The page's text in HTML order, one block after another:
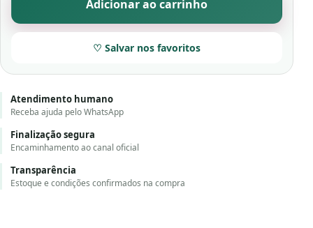
Adicionar ao carrinho
♡ Salvar nos favoritos
Atendimento humano
Receba ajuda pelo WhatsApp
Finalização segura
Encaminhamento ao canal oficial
Transparência
Estoque e condições confirmados na compra